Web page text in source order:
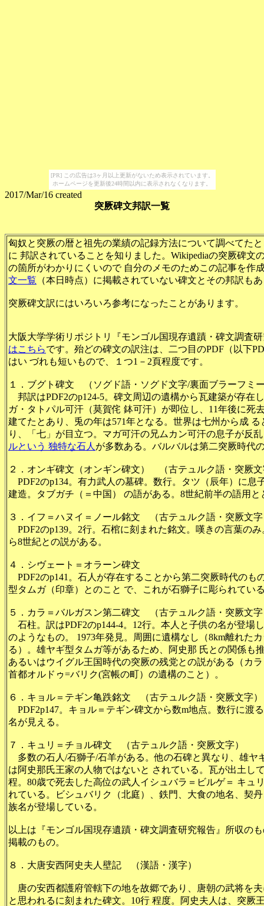
[PR] この広告は3ヶ月以上更新がないため表示されています。
ホームページを更新後24時間以内に表示されなくなります。
2017/Mar/16 created
突厥碑文邦訳一覧
匈奴と突厥の暦と祖先の業績の記録方法について調べてた
に 邦訳されていることを知りました。Wikipediaの突厥碑文
の箇所がわかりにくいので 自分のメモのためこの記事を作
文一覧 （本日時点）に掲載されていない碑文とその邦訳も
突厥碑文訳にはいろいろ参考になったことがあります。
大阪大学学術リポジトリ『モンゴル国現存遺蹟・碑文調査
はこちらです。殆どの碑文の訳注は、二つ目のPDF（以下
はい づれも短いもので、１つ1－2頁程度です。
１．ブグト碑文 （ソグド語・ソグド文字/裏面ブラーフミ
邦訳はPDF2のp124-5。碑文周辺の遺構から瓦建築が存在
ガ・タトパル可汗（莫賀侘 鉢可汗）が即位し、11年後に死
建てたとあり、兎の年は571年となる。世界は七州から成
り、「七」が目立つ。マガ可汗の兄ムカン可汗の息子が反
ルという 独特な石人 が多数ある。バルバルは第二突厥時代
２．オンギ碑文（オンギン碑文） （古テュルク語・突厥
PDF2のp134。有力武人の墓碑。数行。タツ（辰年）に息
建造。タブガチ（＝中国） の語がある。8世紀前半の語用
３．イフ＝ハヌイ＝ノール銘文 （古テュルク語・突厥文
PDF2のp139。2行。石棺に刻まれた銘文。嘆きの言葉の
ら8世紀との説がある。
４．シヴェート＝オラーン碑文
PDF2のp141。石人が存在することから第二突厥時代のも
型タムガ（印章）とのこと で、これが石獅子に彫られてい
５．カラ＝バルガスン第二碑文 （古テュルク語・突厥文
石柱。訳はPDF2のp144-4。12行。本人と子供の名が登場
のようなもの。 1973年発見。周囲に遺構なし（8km離れた
る）。雄ヤギ型タムガ等があるため、阿史那 氏との関係も
あるいはウイグル王国時代の突厥の残党との説がある（カ
首都オルドゥ=バリク(宮帳の町）の遺構のこと）。
６．キョル＝テギン亀跌銘文 （古テュルク語・突厥文字）
PDF2p147。キョル＝テギン碑文から数m地点。数行に渡
名が見える。
７．キュリ＝チョル碑文 （古テュルク語・突厥文字）
多数の石人/石獅子/石羊がある。他の石碑と異なり、雄ヤ
は阿史那氏王家の人物ではないと されている。瓦が出土し
程。80歳で死去した高位の武人イシュバラ＝ビルゲ＝ キュ
れている。ビシュバリク（北庭）、鉄門、大食の地名、契
族名が登場している。
以上は『モンゴル国現存遺蹟・碑文調査研究報告』所収の
掲載のもの。
８．大唐安西阿史夫人壁記 （漢語・漢字）
唐の安西都護府管轄下の地を故郷であり、唐朝の武将を
と思われるに刻まれた碑文。10行 程度。阿史夫人は、突厥